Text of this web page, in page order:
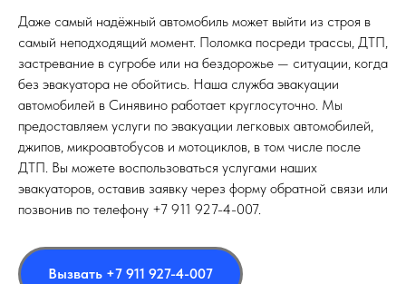
Даже самый надёжный автомобиль может выйти из строя в
самый неподходящий момент. Поломка посреди трассы, ДТП,
застревание в сугробе или на бездорожье — ситуации, когда
без эвакуатора не обойтись. Наша служба эвакуации
автомобилей в Синявино работает круглосуточно. Мы
предоставляем услуги по эвакуации легковых автомобилей,
джипов, микроавтобусов и мотоциклов, в том числе после
ДТП. Вы можете воспользоваться услугами наших
эвакуаторов, оставив заявку через форму обратной связи или
позвонив по телефону +7 911 927-4-007.
Вызвать +7 911 927-4-007